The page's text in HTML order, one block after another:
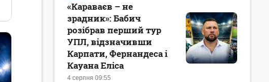
4 серпня 09:55
«Караваєв – не
зрадник»: Бабич
розібрав перший тур
УПЛ, відзначивши
Карпати, Фернандеса і
Кауана Еліса